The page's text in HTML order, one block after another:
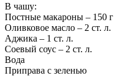
В чашу:
Постные макароны – 150 г
Оливковое масло – 2 ст. л.
Аджика – 1 ст. л.
Соевый соус – 2 ст. л.
Вода
Приправа с зеленью